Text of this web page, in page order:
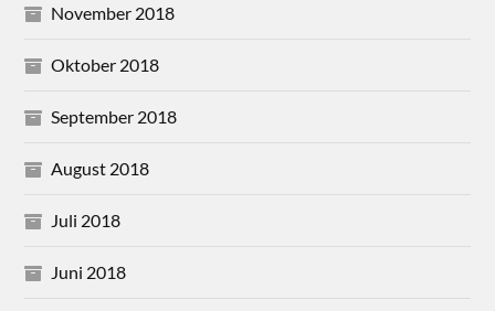
November 2018
Oktober 2018
September 2018
August 2018
Juli 2018
Juni 2018